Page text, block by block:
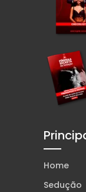
Home
Sedução